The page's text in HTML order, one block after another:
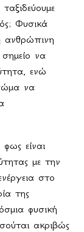
Φυσικά
ανθρώπινη
να
ενώ
να
είναι
με την
στο
της
φυσική
ακριβώς